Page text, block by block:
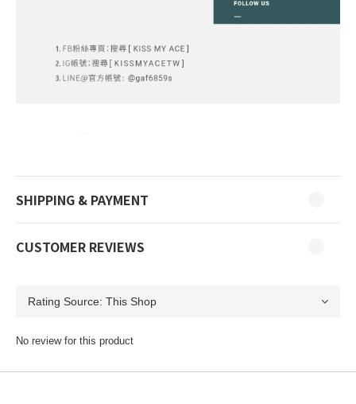
SHIPPING & PAYMENT
CUSTOMER REVIEWS
No review for this product